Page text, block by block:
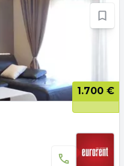
1.700 €